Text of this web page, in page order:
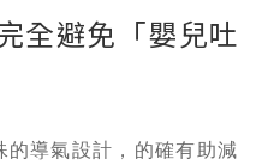
全避免「嬰兒吐
的導氣設計，的確有助減